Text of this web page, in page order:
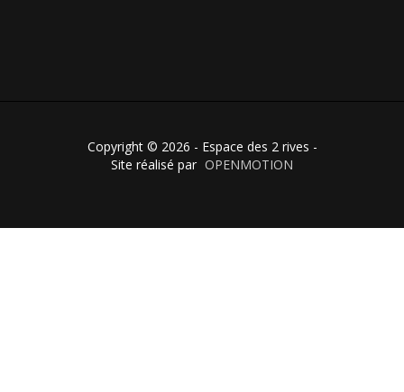
Copyright © 2026 - Espace des 2 rives -
Site réalisé par OPENMOTION